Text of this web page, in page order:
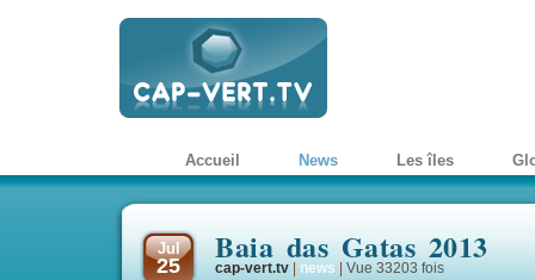
Accueil News Les îles
Jul
25 Baia das Gatas 2013
cap-vert.tv news Vue 33203 fois